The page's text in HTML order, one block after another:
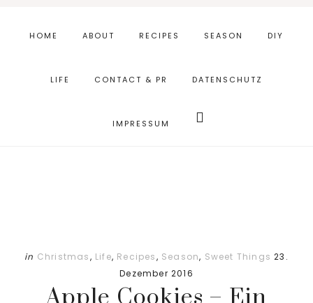
Fußzeile
HOME ABOUT RECIPES SEASON DIY
LIFE CONTACT & PR DATENSCHUTZ
IMPRESSUM durchsuchen
in Christmas, Life, Recipes, Season, Sweet Things 23.
Dezember 2016